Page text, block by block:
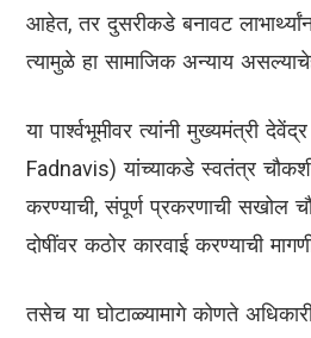
आहेत, तर दुसरीकडे बनावट
त्यामुळे हा सामाजिक अन्याय
या पार्श्वभूमीवर त्यांनी मुख्यमंत्री
Fadnavis) यांच्याकडे स्वतंत्र
करण्याची, संपूर्ण प्रकरणाची सखोल
दोषींवर कठोर कारवाई करण्याची
तसेच या घोटाळ्यामागे कोणते